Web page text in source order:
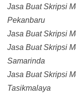
Jasa Buat Skripsi
Pekanbaru
Jasa Buat Skripsi
Jasa Buat Skripsi
Samarinda
Jasa Buat Skripsi
Tasikmalaya